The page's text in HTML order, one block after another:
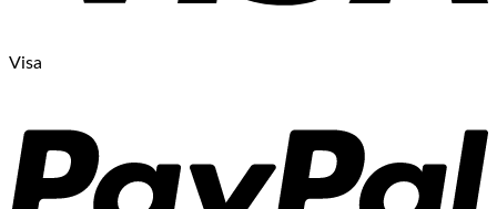
Visa